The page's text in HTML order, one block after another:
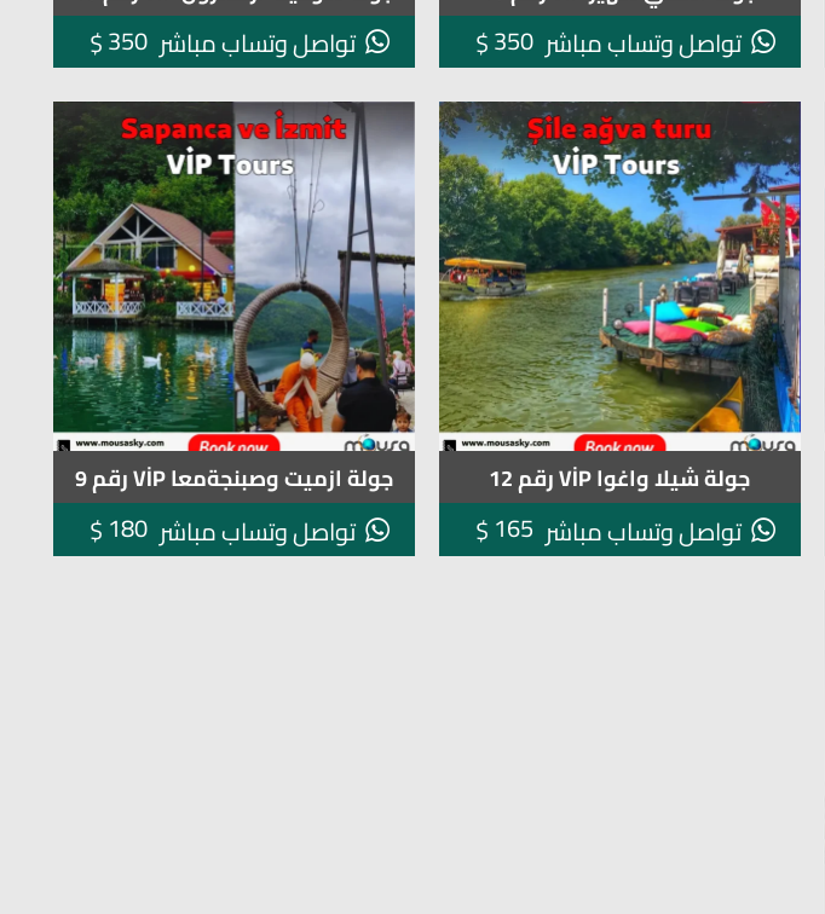
تواصل وتساب مباشر $350 تواصل وتساب مباشر $350
جولة شيلا واغوا VİP رقم 12
تواصل وتساب مباشر $165
جولة ازميت وصبنجةمعا VİP رقم 9
تواصل وتساب مباشر $180